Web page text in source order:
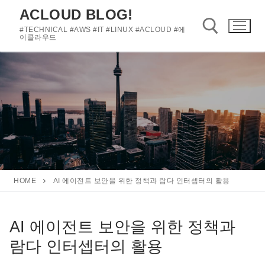
로
로
기
ACLOUD BLOG!
#TECHNICAL #AWS #IT #LINUX #ACLOUD #에
이클라우드
HOME AI 에이전트 보안을 위한 정책과 람다 인터셉터의 활용
AI 에이전트 보안을 위한 정책과
람다 인터셉터의 활용